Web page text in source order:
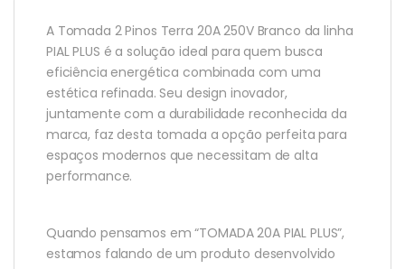
A Tomada 2 Pinos Terra 20A 250V Branco da linha
PIAL PLUS é a solução ideal para quem busca
eficiência energética combinada com uma
estética refinada. Seu design inovador,
juntamente com a durabilidade reconhecida da
marca, faz desta tomada a opção perfeita para
espaços modernos que necessitam de alta
performance.
Quando pensamos em “TOMADA 20A PIAL PLUS”,
estamos falando de um produto desenvolvido